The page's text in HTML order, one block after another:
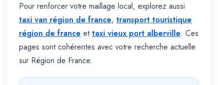
Pour renforcer votre maillage local, explorez aussi
taxi van région de france, transport touristique
région de france ettaxi vieux port alberville. Ces
pages sont cohérentes avec votre recherche actuelle
sur Région de France.